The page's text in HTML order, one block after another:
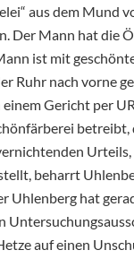
aus dem Mund
Der Mann hat die
ist mit
Ruhr nach vorne
Gericht per
Urteils,
beharrt
Uhlenberg hat
auf einen